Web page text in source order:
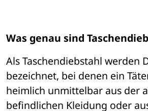
Was genau sind
Als Taschendiebstahl werden
bezeichnet, bei denen ein
heimlich unmittelbar aus der
befindlichen Kleidung oder